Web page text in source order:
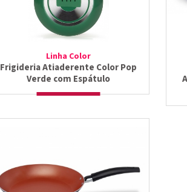
Linha Color
Frigideria Atiaderente Color Pop
Verde com Espátulo